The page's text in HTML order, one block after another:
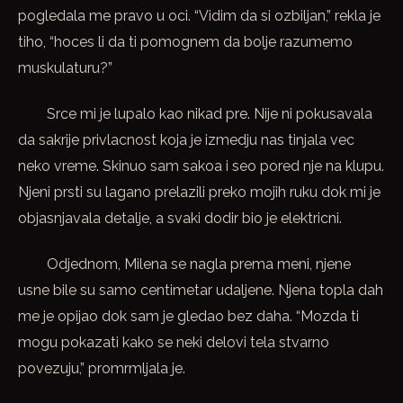
pogledala me pravo u oci. “Vidim da si ozbiljan,” rekla je
tiho, “hoces li da ti pomognem da bolje razumemo
muskulaturu?”
Srce mi je lupalo kao nikad pre. Nije ni pokusavala
da sakrije privlacnost koja je izmedju nas tinjala vec
neko vreme. Skinuo sam sakoa i seo pored nje na klupu.
Njeni prsti su lagano prelazili preko mojih ruku dok mi je
objasnjavala detalje, a svaki dodir bio je elektricni.
Odjednom, Milena se nagla prema meni, njene
usne bile su samo centimetar udaljene. Njena topla dah
me je opijao dok sam je gledao bez daha. “Mozda ti
mogu pokazati kako se neki delovi tela stvarno
povezuju,” promrmljala je.